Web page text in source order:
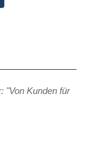
"Von Kunden für